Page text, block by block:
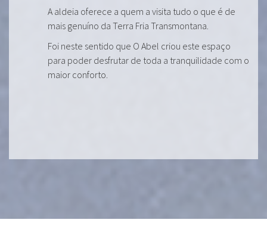
A aldeia oferece a quem a visita tudo o que é de
mais genuíno da Terra Fria Transmontana.
Foi neste sentido que O Abel criou este espaço
para poder desfrutar de toda a tranquilidade com o
maior conforto.